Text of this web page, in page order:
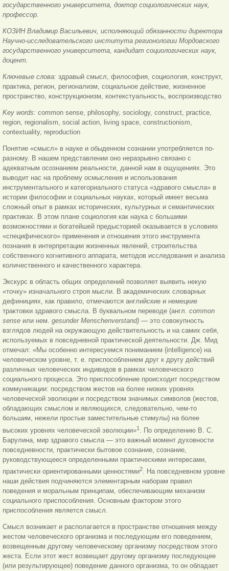
государственного университета, доктор социологических наук,
профессор.
КОЗИН Владимир Васильевич, исполняющий обязанности директора
Научно-исследовательского института регионологии Мордовского
государственного университета, кандидат социологических наук,
доцент.
Ключевые слова: здравый смысл, философия, социология, конструкт,
практика, регион, регионализм, социальное действие, жизненное
пространство, конструкционизм, контекстуальность, воспроизводство
Key words: common sense, philosophy, sociology, construct, practice,
region, regionalism, social action, living space, constructionism,
contextuality, reproduction
Понятие «смысл» в науке и обыденном сознании употребляется по-
разному. В нашем представлении оно неразрывно связано с
адекватным осознанием реальности, данной нам в ощущениях. Это
выводит нас на проблему осмысления и использования
инструментального и категориального статуса «здравого смысла» в
истории философии и социальных науках, который имеет весьма
сложный опыт в рамках исторических, культурных и семантических
практиках. В этом плане социология как наука с большими
возможностями и богатейшей предысторией оказывается в условиях
«специфического» применения и отношения этого инструмента
познания в интерпретации жизненных явлений, строительства
собственного когнитивного аппарата, методов исследования и анализа
количественного и качественного характера.
Экскурс в область общих определений позволяет выявить некую
«точку» изначального строя мысли. В академических словарных
дефинициях, как правило, отмечаются английские и немецкие
трактовки здравого смысла. В буквальном переводе (англ. common
sense или нем. gesunder Menschenverstand) — это совокупность
взглядов людей на окружающую действительность и на самих себя,
используемых в повседневной практической деятельности. Дж. Мид
отмечал: «Мы особенно интересуемся пониманием (intelligence) на
человеческом уровне, т. е. приспособлением друг к другу действий
различных человеческих индивидов в рамках человеческого
социального процесса. Это приспособление происходит посредством
коммуникации: посредством жестов на более низких уровнях
человеческой эволюции и посредством значимых символов (жестов,
обладающих смыслом и являющихся, следовательно, чем-то
большим, нежели простые заместительные стимулы) на более
высоких уровнях человеческой эволюции»1
. По определению В. С.
Барулина, мир здравого смысла — это важный момент духовности
повседневности, практически бытовое сознание, сознание,
руководствующееся определенными практическими интересами,
практически ориентированными ценностями2. На повседневном уровне
наши действия подчиняются элементарным наборам правил
поведения и моральным принципам, обеспечивающим механизм
социального приспособления. Основным фактором этого
приспособления является смысл.
Смысл возникает и располагается в пространстве отношения между
жестом человеческого организма и последующим его поведением,
возвещенным другому человеческому организму посредством этого
жеста. Если этот жест возвещает другому организму последующее
(или результирующее) поведение данного организма, то он обладает